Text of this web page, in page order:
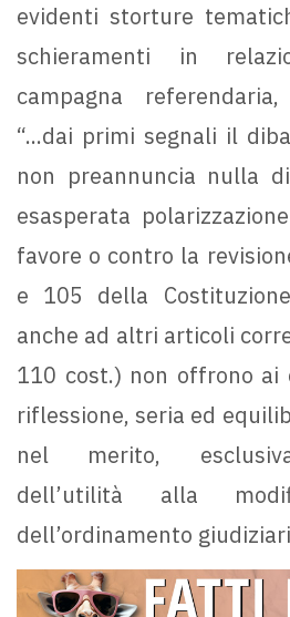
evidenti storture
schieramenti in
campagna
“...dai primi segnali il
non preannuncia nulla
esasperata
favore o contro la
e 105 della
anche ad altri articoli
110 cost.) non offrono
riflessione, seria ed
nel merito,
dell’utilità alla
dell’ordinamento